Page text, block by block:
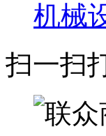
机械
扫一扫